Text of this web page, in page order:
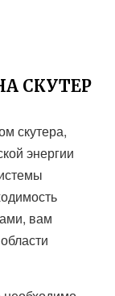
СКУТЕР
скутера,
энергии
вам